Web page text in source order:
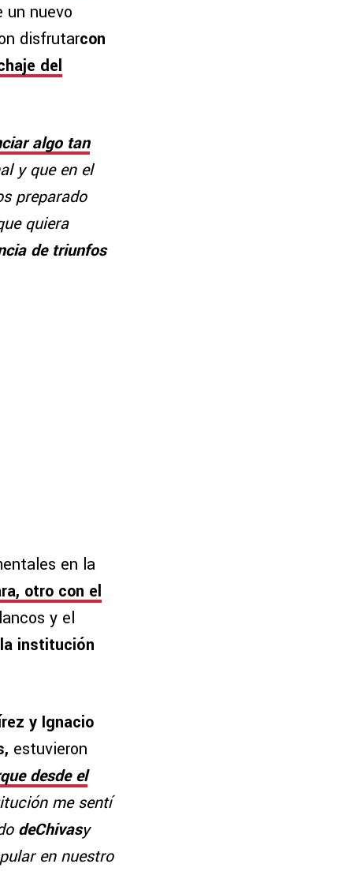
un nuevo
disfrutarcon
del
algo tan
y que en el
preparado
quiera
de triunfos
en la
otro con el
y el
institución
y Ignacio
estuvieron
desde el
me sentí
deChivasy
en nuestro